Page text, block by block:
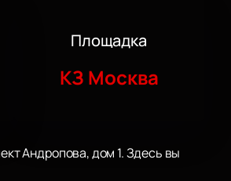
Площадка
КЗ Москва
Андропова, дом 1. Здесь вы